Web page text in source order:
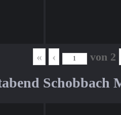
« ‹ von 2
Schobbach